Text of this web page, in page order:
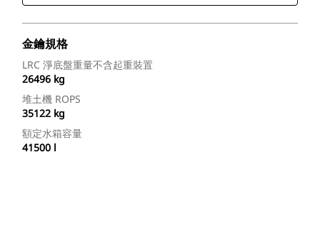
金鑰規格
LRC 淨底盤重量不含起重裝置
26496 kg
堆土機 ROPS
35122 kg
額定水箱容量
41500 l